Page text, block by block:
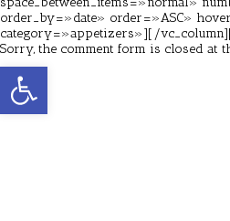
Abrir barra de herramientas
order_by=»date» order=»ASC»
category=»appetizers»][/
Sorry, the comment form is closed at